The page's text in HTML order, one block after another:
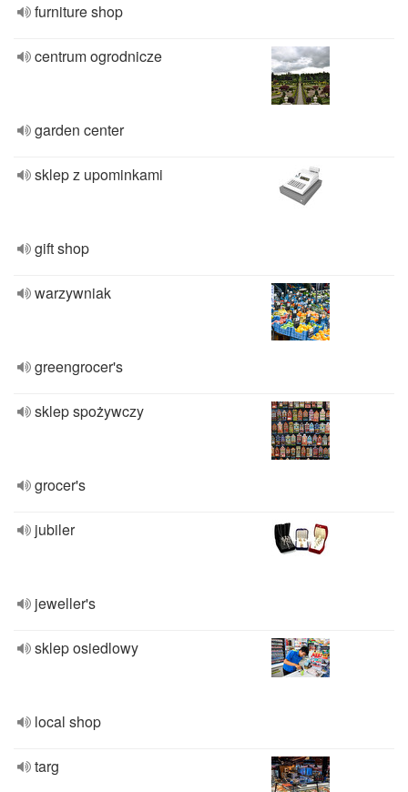
furniture shop
centrum ogrodnicze
garden center
sklep z upominkami
gift shop
warzywniak
greengrocer's
sklep spożywczy
grocer's
jubiler
jeweller's
sklep osiedlowy
local shop
targ